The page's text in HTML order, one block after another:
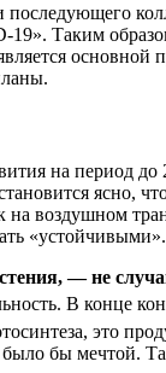
Таким
на период
ясно,
воздушном
«устойчивыми».
— не
В конце
это
бы мечтой.